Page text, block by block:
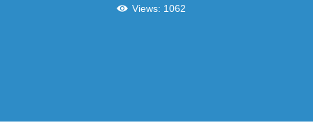
Views: 1062